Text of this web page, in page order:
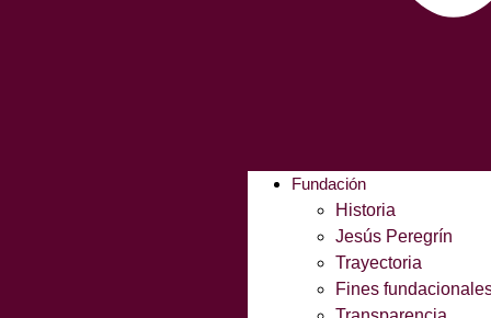
Fundación
Historia
Jesús Peregrín
Trayectoria
Fines